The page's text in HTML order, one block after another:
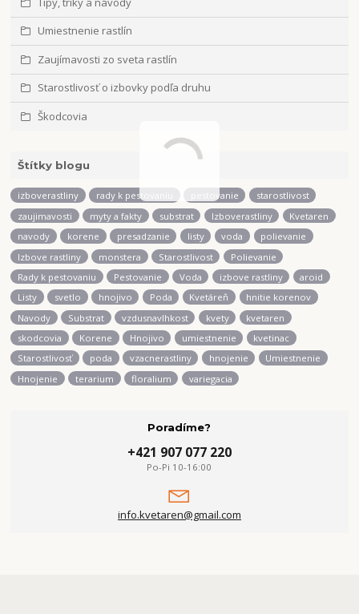
Umiestnenie rastlín
Zaujímavosti zo sveta rastlín
Starostlivosť o izbovky podľa druhu
Škodcovia
Štítky blogu
izboverastliny rady k pestovaniu pestovanie
starostlivost
zaujimavosti
myty a fakty substrat Izboverastliny
Kvetaren
navody
korene presadzanie listy voda
polievanie
Izbove rastliny
monstera Starostlivost
Polievanie
Rady k pestovaniu
Pestovanie Voda izbove rastliny
aroid
Listy
svetlo hnojivo Poda Kvetáreň
hnitie korenov
Navody
Substrat vzdusnavlhkost kvety
kvetaren
skodcovia
Korene Hnojivo umiestnenie
kvetinac
Starostlivosť
poda vzacnerastliny hnojenie
Umiestnenie
Hnojenie
terarium floralium variegacia
Poradíme?
+421 907 077 220
Po-Pi 10-16:00
info.kvetaren@gmail.com